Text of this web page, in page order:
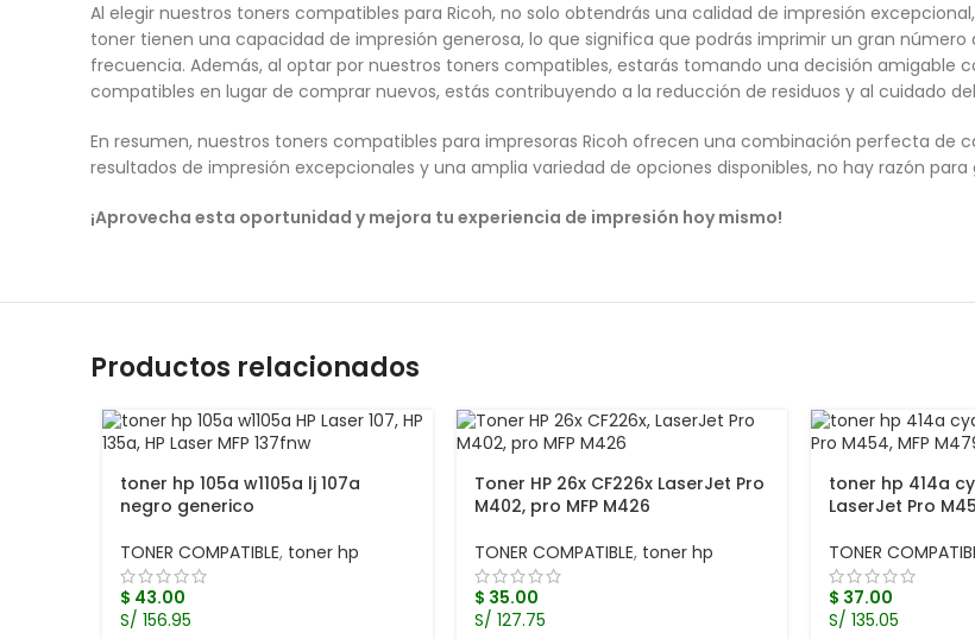
Al elegir nuestros toners compatibles para Ricoh, no solo obtendrás una calidad de impresión
toner tienen una capacidad de impresión generosa, lo que significa que podrás imprimir un gran
frecuencia. Además, al optar por nuestros toners compatibles, estarás tomando una decisión amigable
compatibles en lugar de comprar nuevos, estás contribuyendo a la reducción de residuos y al cuidado
En resumen, nuestros toners compatibles para impresoras Ricoh ofrecen una combinación perfecta de
resultados de impresión excepcionales y una amplia variedad de opciones disponibles, no hay razón
¡Aprovecha esta oportunidad y mejora tu experiencia de impresión hoy mismo!
Productos relacionados
toner hp 105a w1105a lj 107a
negro generico
TONER COMPATIBLE, toner hp
$ 43.00
S/ 156.95
Toner HP 26x CF226x LaserJet Pro
M402, pro MFP M426
TONER COMPATIBLE, toner hp
$ 35.00
S/ 127.75
toner hp 414a
LaserJet Pro
TONER
$ 37.00
S/ 135.05